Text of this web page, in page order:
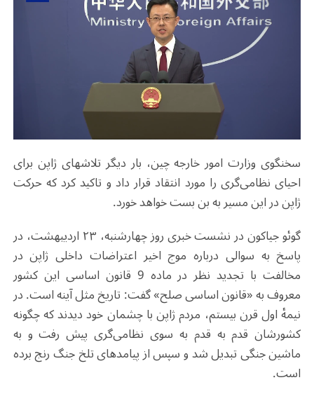
سخنگوی وزارت امور خارجه چین، بار دیگر تلاش‎های ژاپن برای
احیای نظامی‌گری را مورد انتقاد قرار داد و تاکید کرد که حرکت
ژاپن در این مسیر به بن بست خواهد خورد.
گوئو جیاکون در نشست خبری روز چهارشنبه، ۲۳ اردیبهشت، در
پاسخ به سوالی درباره موج اخیر اعتراضات داخلی ژاپن در
مخالفت با تجدید نظر در ماده 9 قانون اساسی این کشور
معروف به «قانون اساسی صلح» گفت: تاریخ مثل آینه‌ است. در
نیمهٔ اول قرن بیستم، مردم ژاپن با چشمان خود دیدند که چگونه
کشورشان قدم به قدم به سوی نظامی‌گری پیش رفت و به
ماشین جنگی تبدیل شد و سپس از پیامدهای تلخ جنگ رنج برده
است.